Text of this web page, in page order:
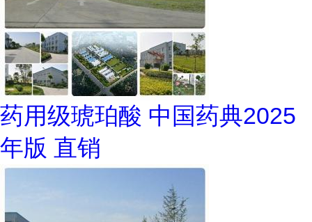
药用级琥珀酸 中国药典2025
年版 直销